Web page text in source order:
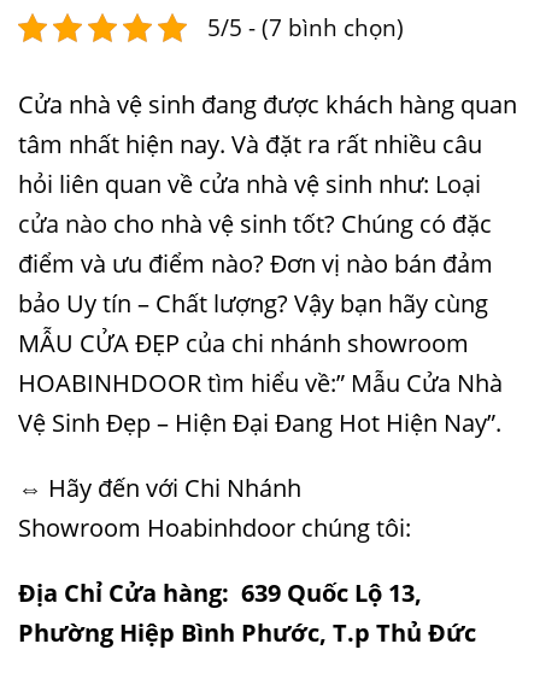
5/5 - (7 bình chọn)
Cửa nhà vệ sinh đang được khách hàng quan
tâm nhất hiện nay. Và đặt ra rất nhiều câu
hỏi liên quan về cửa nhà vệ sinh như: Loại
cửa nào cho nhà vệ sinh tốt? Chúng có đặc
điểm và ưu điểm nào? Đơn vị nào bán đảm
bảo Uy tín – Chất lượng? Vậy bạn hãy cùng
MẪU CỬA ĐẸP của chi nhánh showroom
HOABINHDOOR tìm hiểu về:” Mẫu Cửa Nhà
Vệ Sinh Đẹp – Hiện Đại Đang Hot Hiện Nay”.
⇔ Hãy đến với Chi Nhánh
Showroom Hoabinhdoor chúng tôi:
Địa Chỉ Cửa hàng: 639 Quốc Lộ 13,
Phường Hiệp Bình Phước, T.p Thủ Đức